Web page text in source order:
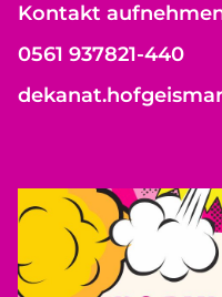
Kontakt
0561 937821-440